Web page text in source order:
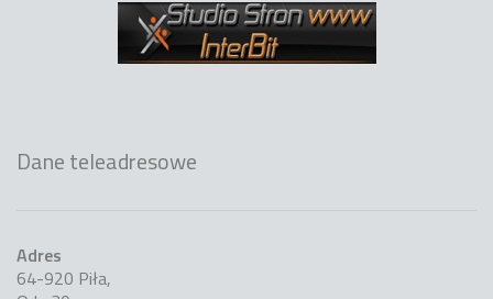
Dane teleadresowe
Adres
64-920 Piła,